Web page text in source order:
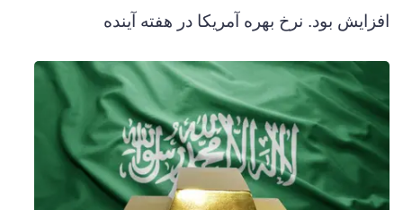
افزایش بود. نرخ بهره آمریکا در هفته آینده